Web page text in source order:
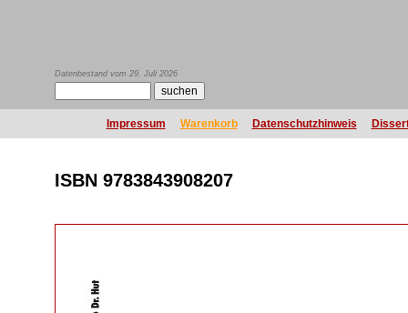
Datenbestand vom 29. Juli 2026
Impressum Warenkorb Datenschutzhinweis
ISBN 9783843908207